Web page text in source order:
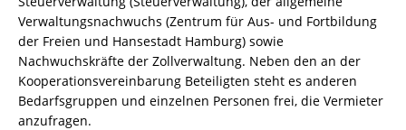
Verwaltungsnachwuchs (Zentrum für Aus- und Fortbildung
der Freien und Hansestadt Hamburg) sowie
Nachwuchskräfte der Zollverwaltung. Neben den an der
Kooperationsvereinbarung Beteiligten steht es anderen
Bedarfsgruppen und einzelnen Personen frei, die Vermieter
anzufragen.